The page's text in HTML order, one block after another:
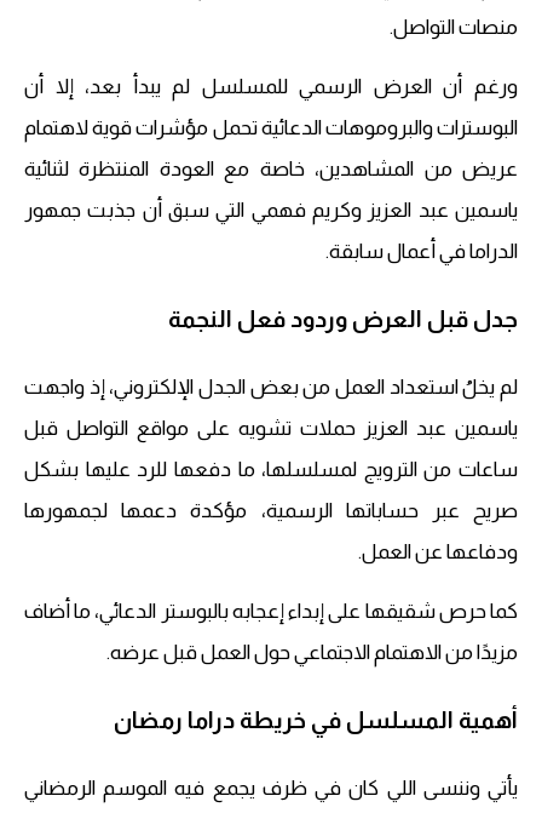
منصات التواصل.
ورغم أن العرض الرسمي للمسلسل لم يبدأ بعد، إلا أن
البوسترات والبروموهات الدعائية تحمل مؤشرات قوية لاهتمام
عريض من المشاهدين، خاصة مع العودة المنتظرة لثنائية
ياسمين عبد العزيز وكريم فهمي التي سبق أن جذبت جمهور
الدراما في أعمال سابقة.
جدل قبل العرض وردود فعل النجمة
لم يخلُ استعداد العمل من بعض الجدل الإلكتروني، إذ واجهت
ياسمين عبد العزيز حملات تشويه على مواقع التواصل قبل
ساعات من الترويج لمسلسلها، ما دفعها للرد عليها بشكل
صريح عبر حساباتها الرسمية، مؤكدة دعمها لجمهورها
ودفاعها عن العمل.
كما حرص شقيقها على إبداء إعجابه بالبوستر الدعائي، ما أضاف
مزيدًا من الاهتمام الاجتماعي حول العمل قبل عرضه.
أهمية المسلسل في خريطة دراما رمضان
يأتي وننسى اللي كان في ظرف يجمع فيه الموسم الرمضاني